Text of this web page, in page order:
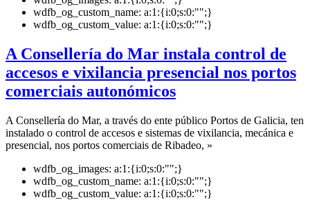
wdfb_og_custom_name: a:1:{i:0;s:0:"";}
wdfb_og_custom_value: a:1:{i:0;s:0:"";}
A Consellería do Mar instala control de
accesos e vixilancia presencial nos portos
comerciais autonómicos
A Consellería do Mar, a través do ente público Portos de Galicia, ten
instalado o control de accesos e sistemas de vixilancia, mecánica e
presencial, nos portos comerciais de Ribadeo, »
wdfb_og_images: a:1:{i:0;s:0:"";}
wdfb_og_custom_name: a:1:{i:0;s:0:"";}
wdfb_og_custom_value: a:1:{i:0;s:0:"";}